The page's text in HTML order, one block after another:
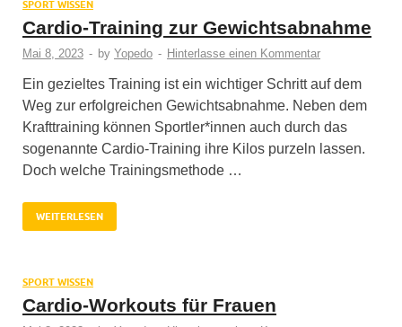
SPORT WISSEN
Cardio-Training zur Gewichtsabnahme
Mai 8, 2023 - by Yopedo - Hinterlasse einen Kommentar
Ein gezieltes Training ist ein wichtiger Schritt auf dem
Weg zur erfolgreichen Gewichtsabnahme. Neben dem
Krafttraining können Sportler*innen auch durch das
sogenannte Cardio-Training ihre Kilos purzeln lassen.
Doch welche Trainingsmethode …
WEITERLESEN
SPORT WISSEN
Cardio-Workouts für Frauen